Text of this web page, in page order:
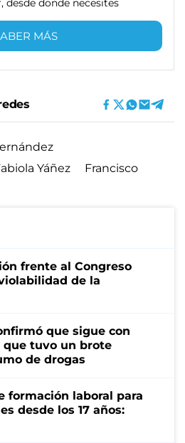
desde donde necesites
MÁS
Yáñez Francisco
frente al Congreso
de la
que sigue con
que tuvo un brote
de drogas
formación laboral para
desde los 17 años: